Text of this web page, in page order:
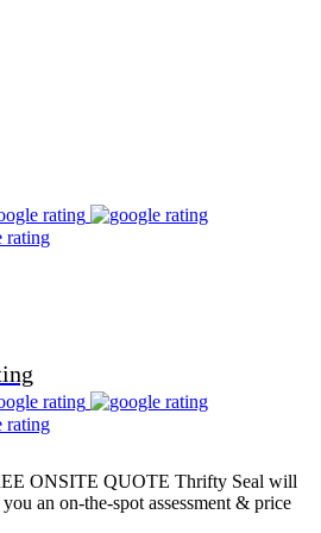
ONSITE QUOTE Thrifty Seal will
an on-the-spot assessment & price